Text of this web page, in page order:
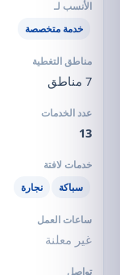
خدمة متخصصة
7 مناطق
13
سباكة نجارة
غير معلنة